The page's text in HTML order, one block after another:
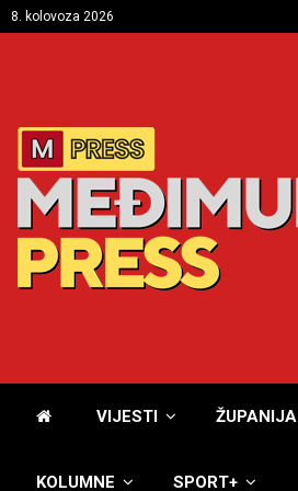
8. kolovoza 2026
VIJESTI ŽUPANIJA
KOLUMNE SPORT+